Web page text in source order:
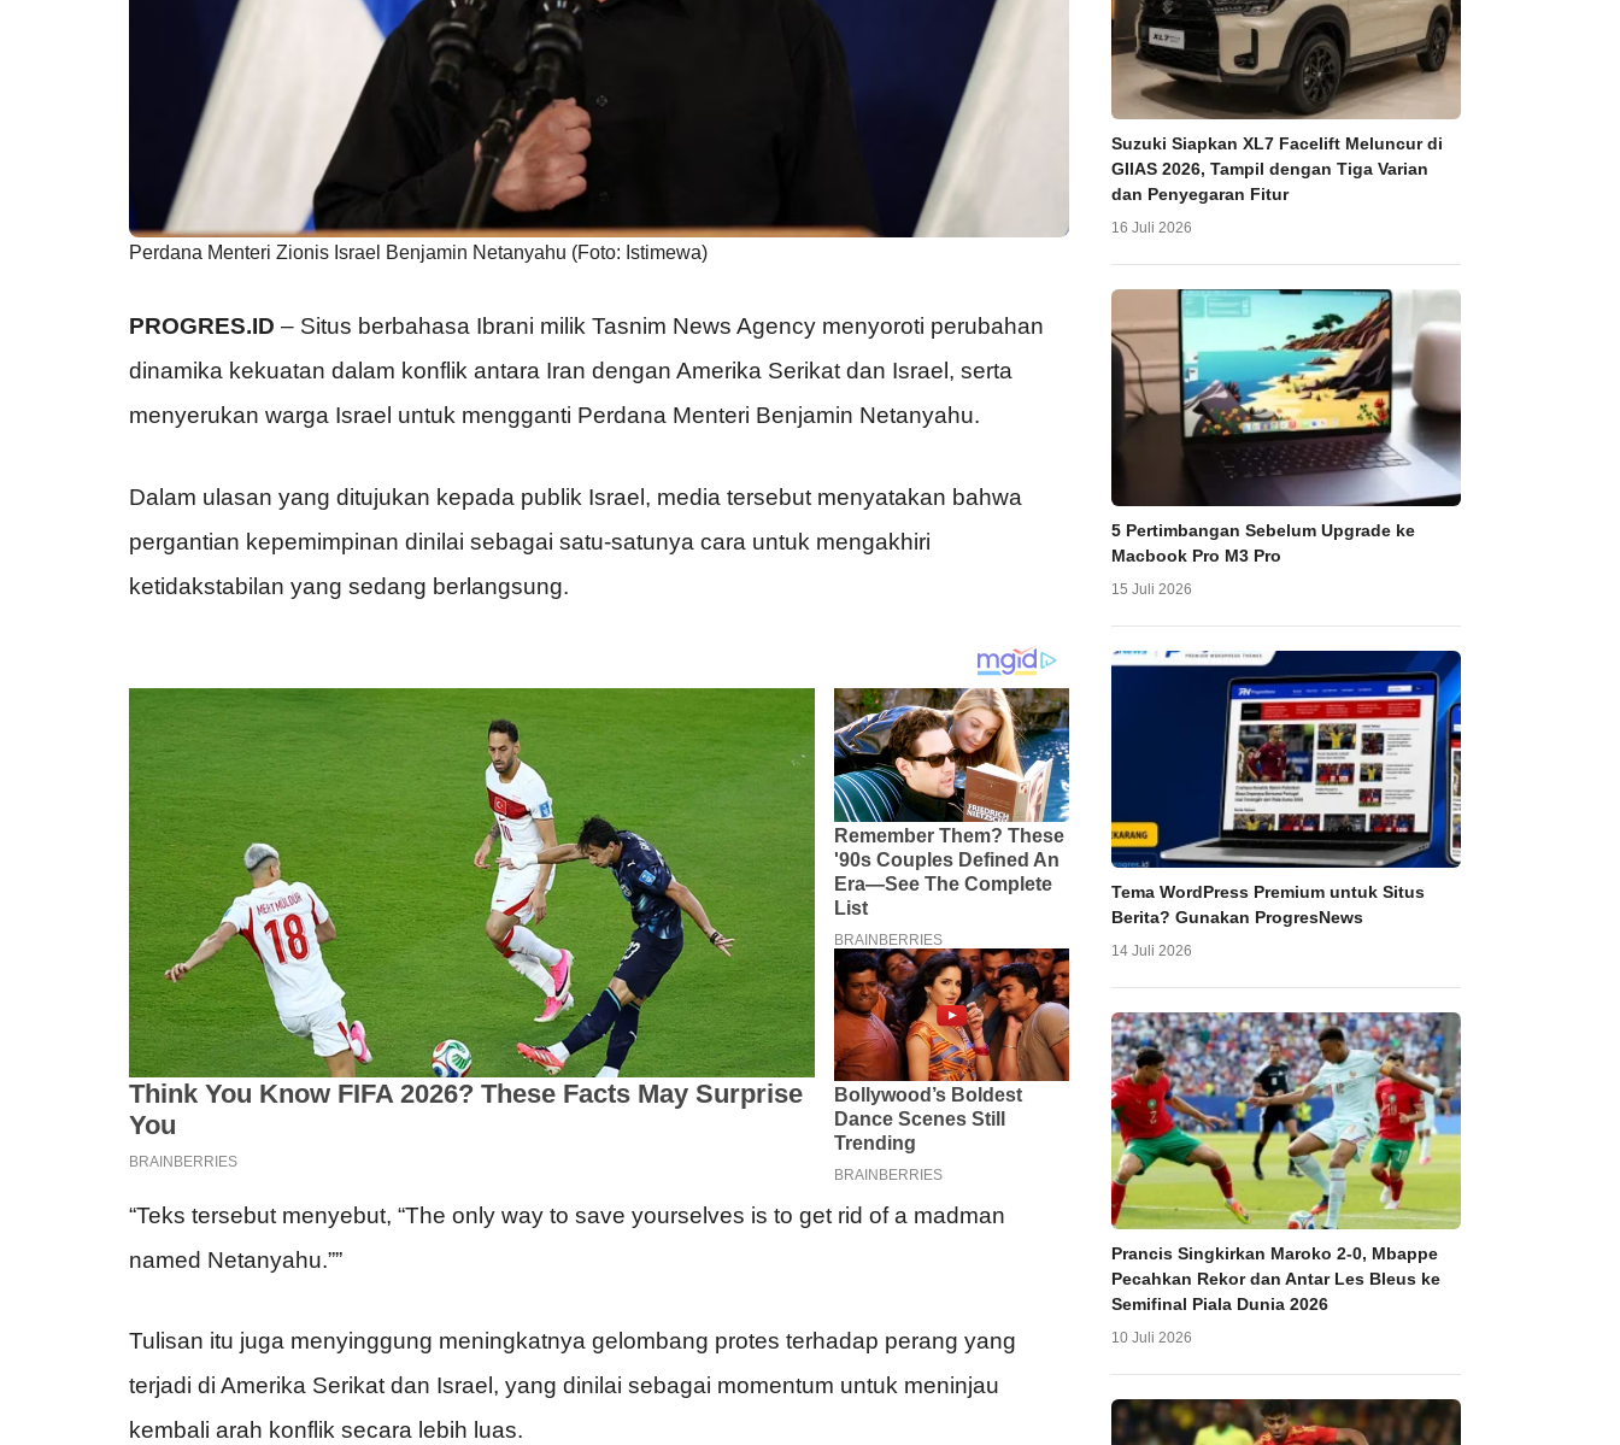
Perdana Menteri Zionis Israel Benjamin Netanyahu (Foto: Istimewa)
PROGRES.ID – Situs berbahasa Ibrani milik Tasnim News Agency menyoroti perubahan
dinamika kekuatan dalam konflik antara Iran dengan Amerika Serikat dan Israel, serta
menyerukan warga Israel untuk mengganti Perdana Menteri Benjamin Netanyahu.
Dalam ulasan yang ditujukan kepada publik Israel, media tersebut menyatakan bahwa
pergantian kepemimpinan dinilai sebagai satu-satunya cara untuk mengakhiri
ketidakstabilan yang sedang berlangsung.
“Teks tersebut menyebut, “The only way to save yourselves is to get rid of a madman
named Netanyahu.””
Tulisan itu juga menyinggung meningkatnya gelombang protes terhadap perang yang
terjadi di Amerika Serikat dan Israel, yang dinilai sebagai momentum untuk meninjau
kembali arah konflik secara lebih luas.
Suzuki Siapkan XL7 Facelift Meluncur di
GIIAS 2026, Tampil dengan Tiga Varian
dan Penyegaran Fitur
16 Juli 2026
5 Pertimbangan Sebelum Upgrade ke
Macbook Pro M3 Pro
15 Juli 2026
Tema WordPress Premium untuk Situs
Berita? Gunakan ProgresNews
14 Juli 2026
Prancis Singkirkan Maroko 2-0, Mbappe
Pecahkan Rekor dan Antar Les Bleus ke
Semifinal Piala Dunia 2026
10 Juli 2026